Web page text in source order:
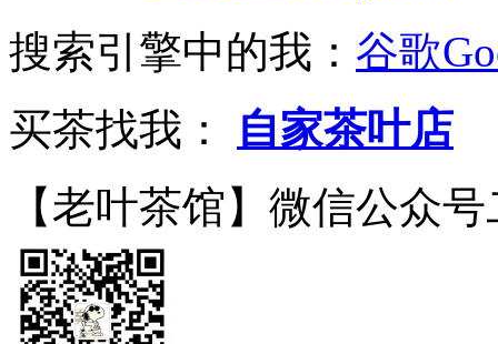
搜索引擎中的我： 谷歌
买茶找我：
自家茶叶店
【老叶茶馆】微信公众